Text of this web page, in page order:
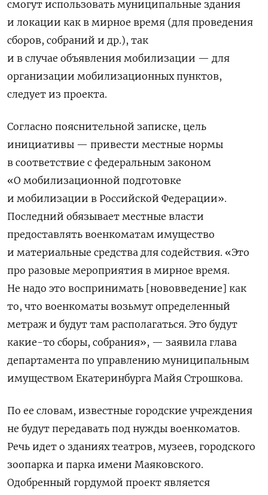
смогут использовать муниципальные здания
и локации как в мирное время (для проведения
сборов, собраний и др.), так
и в случае объявления мобилизации — для
организации мобилизационных пунктов,
следует из проекта.
Согласно пояснительной записке, цель
инициативы — привести местные нормы
в соответствие с федеральным законом
«О мобилизационной подготовке
и мобилизации в Российской Федерации».
Последний обязывает местные власти
предоставлять военкоматам имущество
и материальные средства для содействия. «Это
про разовые мероприятия в мирное время.
Не надо это воспринимать [нововведение] как
то, что военкоматы возьмут определенный
метраж и будут там располагаться. Это будут
какие-то сборы, собрания», — заявила глава
департамента по управлению муниципальным
имуществом Екатеринбурга Майя Строшкова.
По ее словам, известные городские учреждения
не будут передавать под нужды военкоматов.
Речь идет о зданиях театров, музеев, городского
зоопарка и парка имени Маяковского.
Одобренный гордумой проект является